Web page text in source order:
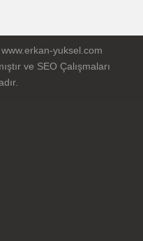
yuksel.com
ve SEO Çalışmaları